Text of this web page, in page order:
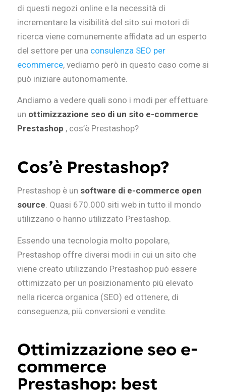
di questi negozi online e la necessità di
incrementare la visibilità del sito sui motori di
ricerca viene comunemente affidata ad un esperto
del settore per una consulenza SEO per
ecommerce, vediamo però in questo caso come si
può iniziare autonomamente.
Andiamo a vedere quali sono i modi per effettuare
un ottimizzazione seo di un sito e-commerce
Prestashop , cos’è Prestashop?
Cos’è Prestashop?
Prestashop è un software di e-commerce open
source. Quasi 670.000 siti web in tutto il mondo
utilizzano o hanno utilizzato Prestashop.
Essendo una tecnologia molto popolare,
Prestashop offre diversi modi in cui un sito che
viene creato utilizzando Prestashop può essere
ottimizzato per un posizionamento più elevato
nella ricerca organica (SEO) ed ottenere, di
conseguenza, più conversioni e vendite.
Ottimizzazione seo e-
commerce
Prestashop: best